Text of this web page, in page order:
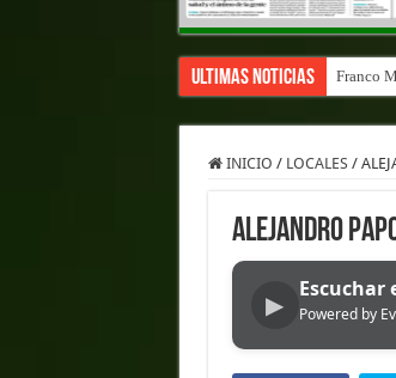
Ultimas Noticias Franco
INICIO / LOCALES /
ALEJANDRO
▶
Escuchar
Powered by